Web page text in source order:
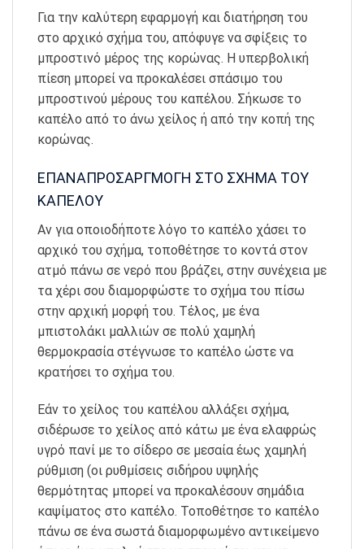
Για την καλύτερη εφαρμογή και διατήρηση του
στο αρχικό σχήμα του, απόφυγε να σφίξεις το
μπροστινό μέρος της κορώνας. Η υπερβολική
πίεση μπορεί να προκαλέσει σπάσιμο του
μπροστινού μέρους του καπέλου. Σήκωσε το
καπέλο από το άνω χείλος ή από την κοπή της
κορώνας.
ΕΠΑΝΑΠΡΟΣΑΡΓΜΟΓΗ ΣΤΟ ΣΧΗΜΑ ΤΟΥ
ΚΑΠΕΛΟΥ
Αν για οποιοδήποτε λόγο το καπέλο χάσει το
αρχικό του σχήμα, τοποθέτησε το κοντά στον
ατμό πάνω σε νερό που βράζει, στην συνέχεια με
τα χέρι σου διαμορφώστε το σχήμα του πίσω
στην αρχική μορφή του. Τέλος, με ένα
μπιστολάκι μαλλιών σε πολύ χαμηλή
θερμοκρασία στέγνωσε το καπέλο ώστε να
κρατήσει το σχήμα του.
Εάν το χείλος του καπέλου αλλάξει σχήμα,
σιδέρωσε το χείλος από κάτω με ένα ελαφρώς
υγρό πανί με το σίδερο σε μεσαία έως χαμηλή
ρύθμιση (οι ρυθμίσεις σιδήρου υψηλής
θερμότητας μπορεί να προκαλέσουν σημάδια
καψίματος στο καπέλο. Τοποθέτησε το καπέλο
πάνω σε ένα σωστά διαμορφωμένο αντικείμενο